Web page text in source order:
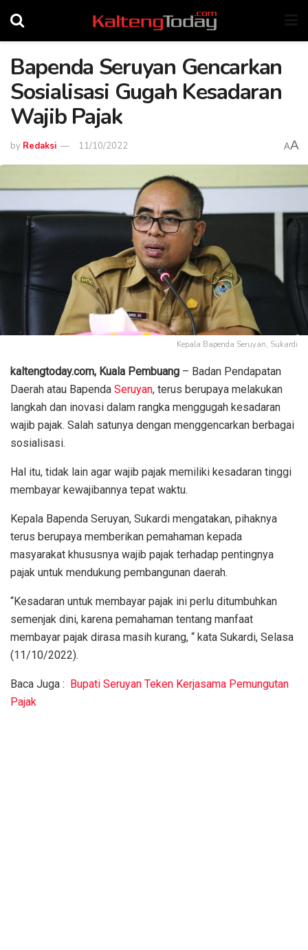
Bapenda Seruyan Gencarkan
Sosialisasi Gugah Kesadaran
Wajib Pajak
by Redaksi 11/10/2022 AA
Kepala Bapenda Seruyan, Sukardi
kaltengtoday.com, Kuala Pembuang – Badan Pendapatan
Daerah atau Bapenda Seruyan, terus berupaya melakukan
langkah dan inovasi dalam rangka menggugah kesadaran
wajib pajak. Salah satunya dengan menggencarkan berbagai
sosialisasi.
Hal itu, tidak lain agar wajib pajak memiliki kesadaran tinggi
membayar kewajibannya tepat waktu.
Kepala Bapenda Seruyan, Sukardi mengatakan, pihaknya
terus berupaya memberikan pemahaman kepada
masyarakat khususnya wajib pajak terhadap pentingnya
pajak untuk mendukung pembangunan daerah.
“Kesadaran untuk membayar pajak ini perlu ditumbuhkan
semenjak dini, karena pemahaman tentang manfaat
membayar pajak dirasa masih kurang, “ kata Sukardi, Selasa
(11/10/2022).
Baca Juga : Bupati Seruyan Teken Kerjasama Pemungutan
Pajak